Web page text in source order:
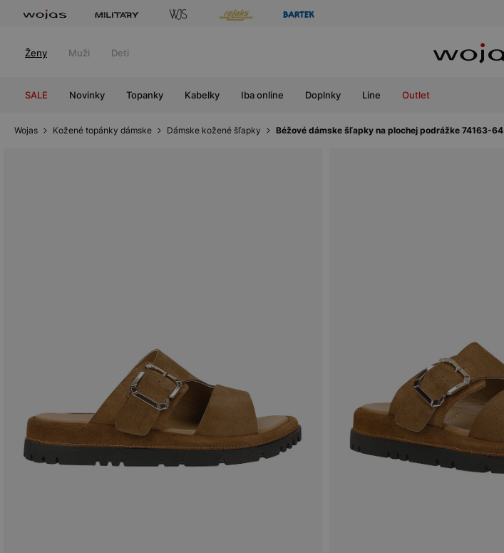
Ženy Muži Deti
SALE Novinky Topanky Kabelky Iba online Doplnky Line Outlet
Wojas Kožené topánky dámske Dámske kožené šľapky Béžové dámske šľapky na plochej podrážke 74163-64